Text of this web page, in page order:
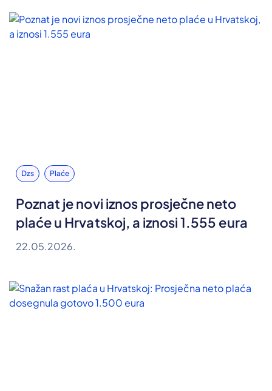
Dzs Plaće
Poznat je novi iznos prosječne neto
plaće u Hrvatskoj, a iznosi 1.555 eura
22.05.2026.